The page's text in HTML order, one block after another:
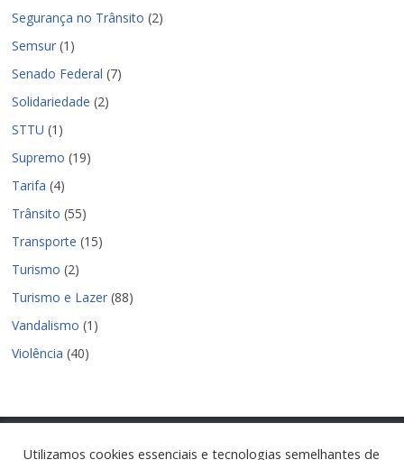
Segurança no Trânsito (2)
Semsur (1)
Senado Federal (7)
Solidariedade (2)
STTU (1)
Supremo (19)
Tarifa (4)
Trânsito (55)
Transporte (15)
Turismo (2)
Turismo e Lazer (88)
Vandalismo (1)
Violência (40)
Utilizamos cookies essenciais e tecnologias semelhantes de